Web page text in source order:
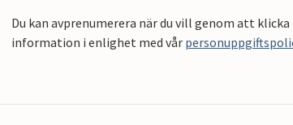
Du kan avprenumerera när du vill genom att
information i enlighet med vår